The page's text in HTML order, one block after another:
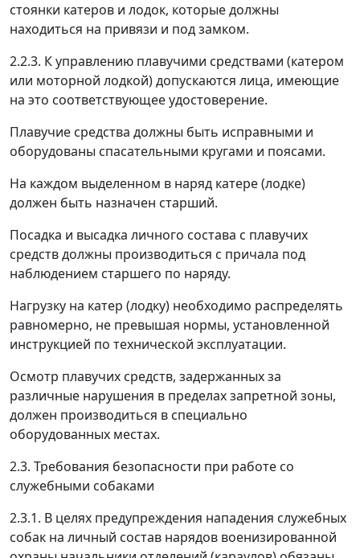
стоянки катеров и лодок, которые должны
находиться на привязи и под замком.
2.2.3. К управлению плавучими средствами (катером
или моторной лодкой) допускаются лица, имеющие
на это соответствующее удостоверение.
Плавучие средства должны быть исправными и
оборудованы спасательными кругами и поясами.
На каждом выделенном в наряд катере (лодке)
должен быть назначен старший.
Посадка и высадка личного состава с плавучих
средств должны производиться с причала под
наблюдением старшего по наряду.
Нагрузку на катер (лодку) необходимо распределять
равномерно, не превышая нормы, установленной
инструкцией по технической эксплуатации.
Осмотр плавучих средств, задержанных за
различные нарушения в пределах запретной зоны,
должен производиться в специально
оборудованных местах.
2.3. Требования безопасности при работе со
служебными собаками
2.3.1. В целях предупреждения нападения служебных
собак на личный состав нарядов военизированной